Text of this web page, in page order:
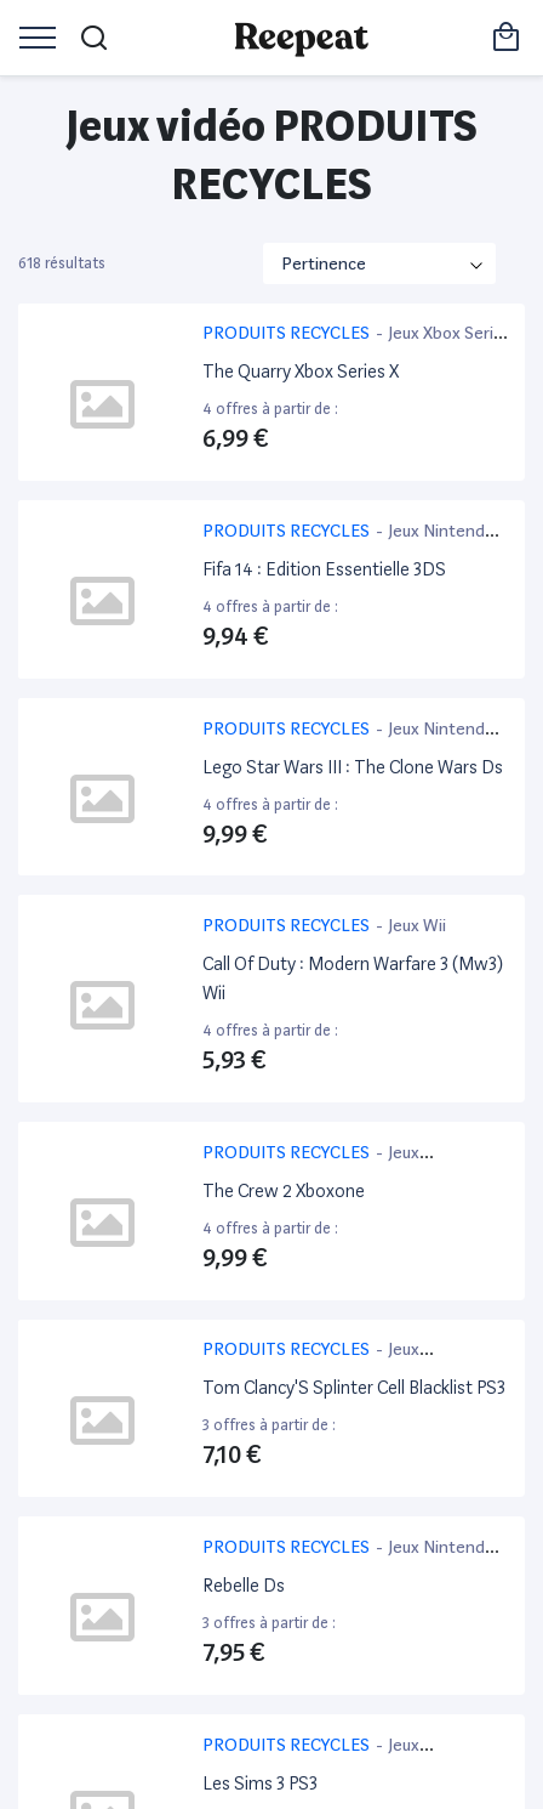
Jeux vidéo PRODUITS
RECYCLES
618 résultats
PRODUITS RECYCLES - Jeux Xbox Serie
X
The Quarry Xbox Series X
4 offres à partir de :
6,99 €
PRODUITS RECYCLES - Jeux Nintendo
3DS
Fifa 14 : Edition Essentielle 3DS
4 offres à partir de :
9,94 €
PRODUITS RECYCLES - Jeux Nintendo
3DS
Lego Star Wars III : The Clone Wars Ds
4 offres à partir de :
9,99 €
PRODUITS RECYCLES - Jeux Wii
Call Of Duty : Modern Warfare 3 (Mw3)
Wii
4 offres à partir de :
5,93 €
PRODUITS RECYCLES - Jeux
PlayStation 4
The Crew 2 Xboxone
4 offres à partir de :
9,99 €
PRODUITS RECYCLES - Jeux
PlayStation 3
Tom Clancy'S Splinter Cell Blacklist PS3
3 offres à partir de :
7,10 €
PRODUITS RECYCLES - Jeux Nintendo
3DS
Rebelle Ds
3 offres à partir de :
7,95 €
PRODUITS RECYCLES - Jeux
PlayStation 3
Les Sims 3 PS3